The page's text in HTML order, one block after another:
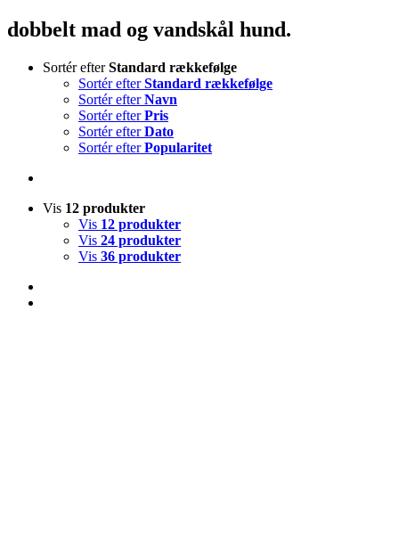
dobbelt mad og vandskål hund.
Sortér efterStandard rækkefølge
Sortér efterStandard rækkefølge
Sortér efterNavn
Sortér efterPris
Sortér efterDato
Sortér efterPopularitet
Vis 12 produkter
Vis 12 produkter
Vis 24 produkter
Vis 36 produkter